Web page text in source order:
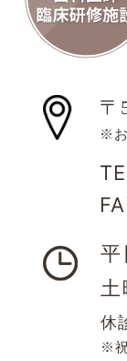
〒
※
平
土
休
※